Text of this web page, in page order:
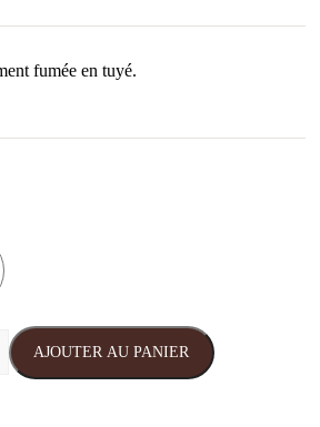
de
fumée en tuyé.
fumée tradition
AJOUTER AU PANIER